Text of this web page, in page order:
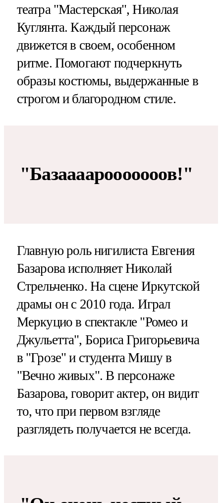
театра "Мастерская", Николая
Куглянта. Каждый персонаж
движется в своем, особенном
ритме. Помогают подчеркнуть
образы костюмы, выдержанные в
строгом и благородном стиле.
"Базаааарооооооов!"
Главную роль нигилиста Евгения
Базарова исполняет Николай
Стрельченко. На сцене Иркутской
драмы он с 2010 года. Играл
Меркуцио в спектакле "Ромео и
Джульетта", Бориса Григорьевича
в "Грозе" и студента Мишу в
"Вечно живых". В персонаже
Базарова, говорит актер, он видит
то, что при первом взгляде
разглядеть получается не всегда.